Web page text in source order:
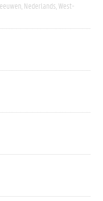
Nederlands West-